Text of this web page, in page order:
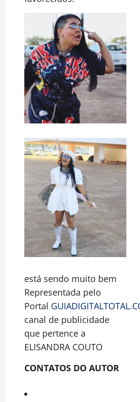
está sendo muito bem
Representada pelo
Portal
canal de publicidade
que pertence a
ELISANDRA COUTO
CONTATOS DO AUTOR